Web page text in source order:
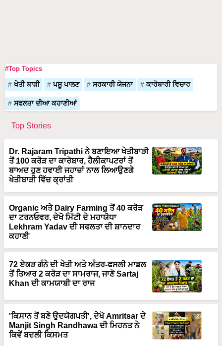
#Top Topics
ਖੇਤੀ ਬਾੜੀ ਪਸ਼ੂ ਪਾਲਣ ਸਰਕਾਰੀ ਯੋਜਨਾ ਕਾਰੋਬਾਰੀ ਵਿਚਾਰ
ਸਫਲਤਾ ਦੀਆ ਕਹਾਣੀਆਂ
Top Stories
Dr. Rajaram Tripathi ਨੇ ਬਣਾਇਆ ਖੇਤੀਬਾੜੀ
ਤੋਂ 100 ਕਰੋੜ ਦਾ ਕਾਰੋਬਾਰ, ਹੈਲੀਕਾਪਟਰਾਂ ਤੋਂ
ਬਾਅਦ ਹੁਣ ਹਵਾਈ ਜਹਾਜ਼ਾਂ ਨਾਲ ਲਿਆਉਣਗੇ
ਖੇਤੀਬਾੜੀ ਵਿੱਚ ਕ੍ਰਾਂਤੀ
Organic ਅਤੇ Dairy Farming ਤੋਂ 40 ਕਰੋੜ
ਦਾ ਟਰਨਓਵਰ, ਦੇਖੋ ਮਿੱਟੀ ਦੇ ਮਹਾਯੋਧਾ
Lekhram Yadav ਦੀ ਸਫਲਤਾ ਦੀ ਸ਼ਾਨਦਾਰ
ਕਹਾਣੀ
72 ਏਕੜ ਗੰਨੇ ਦੀ ਖੇਤੀ ਅਤੇ ਅੰਤਰ-ਫਸਲੀ ਮਾਡਲ
ਤੋਂ ਤਿਆਰ 2 ਕਰੋੜ ਦਾ ਸਾਮਰਾਜ, ਜਾਣੋ Sartaj
Khan ਦੀ ਕਾਮਯਾਬੀ ਦਾ ਰਾਜ
'ਕਿਸਾਨ ਤੋਂ ਬਣੇ ਉਦਯੋਗਪਤੀ', ਦੇਖੋ Amritsar ਦੇ
Manjit Singh Randhawa ਦੀ ਮਿਹਨਤ ਨੇ
ਕਿਵੇਂ ਬਦਲੀ ਕਿਸਮਤ